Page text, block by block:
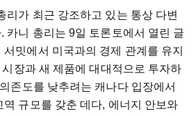
리가 최근 강조하고 있는 통상 다변
카니 총리는 9일 토론토에서 열린 글
밋에서 미국과의 경제 관계를 유지
장과 새 제품에 대대적으로 투자하
존도를 낮추려는 캐나다 입장에서
역 규모를 갖춘 데다, 에너지 안보와